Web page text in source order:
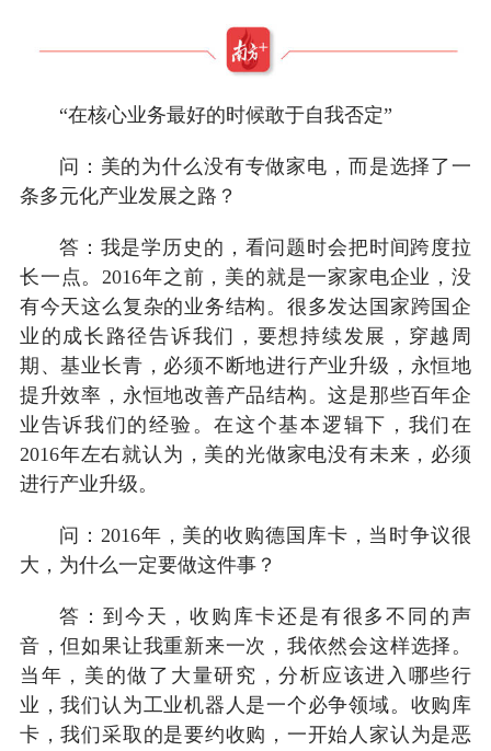
“在核心业务最好的时候敢于自我否定”
问：美的为什么没有专做家电，而是选择了一
条多元化产业发展之路？
答：我是学历史的，看问题时会把时间跨度拉
长一点。2016年之前，美的就是一家家电企业，没
有今天这么复杂的业务结构。很多发达国家跨国企
业的成长路径告诉我们，要想持续发展，穿越周
期、基业长青，必须不断地进行产业升级，永恒地
提升效率，永恒地改善产品结构。这是那些百年企
业告诉我们的经验。在这个基本逻辑下，我们在
2016年左右就认为，美的光做家电没有未来，必须
进行产业升级。
问：2016年，美的收购德国库卡，当时争议很
大，为什么一定要做这件事？
答：到今天，收购库卡还是有很多不同的声
音，但如果让我重新来一次，我依然会这样选择。
当年，美的做了大量研究，分析应该进入哪些行
业，我们认为工业机器人是一个必争领域。收购库
卡，我们采取的是要约收购，一开始人家认为是恶